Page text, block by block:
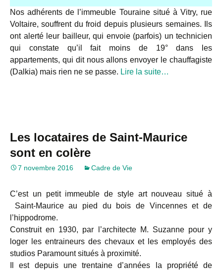
Nos adhérents de l’immeuble Touraine situé à Vitry, rue
Voltaire, souffrent du froid depuis plusieurs semaines. Ils
ont alerté leur bailleur, qui envoie (parfois) un technicien
qui constate qu’il fait moins de 19° dans les
appartements, qui dit nous allons envoyer le chauffagiste
(Dalkia) mais rien ne se passe. Lire la suite…
Les locataires de Saint-Maurice
sont en colère
7 novembre 2016 Cadre de Vie
C’est un petit immeuble de style art nouveau situé à
Saint-Maurice au pied du bois de Vincennes et de
l’hippodrome.
Construit en 1930, par l’architecte M. Suzanne pour y
loger les entraineurs des chevaux et les employés des
studios Paramount situés à proximité.
Il est depuis une trentaine d’années la propriété de